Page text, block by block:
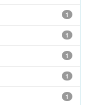
1
1
1
1
1